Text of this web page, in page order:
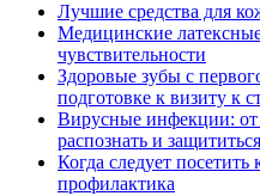
Лучшие средства для
Медицинские
чувствительности
Здоровые зубы с
подготовке к визиту к
Вирусные инфекции: от
распознать и защититься
Когда следует
профилактика